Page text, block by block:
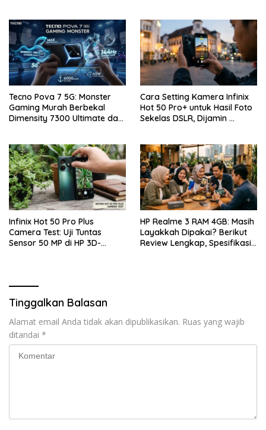
Tecno Pova 7 5G: Monster
Gaming Murah Berbekal
Dimensity 7300 Ultimate dan
Cara Setting Kamera Infinix
Hot 50 Pro+ untuk Hasil Foto
Sekelas DSLR, Dijamin …
Infinix Hot 50 Pro Plus
Camera Test: Uji Tuntas
Sensor 50 MP di HP 3D-
HP Realme 3 RAM 4GB: Masih
Layakkah Dipakai? Berikut
Review Lengkap, Spesifikasi,
Tinggalkan Balasan
Alamat email Anda tidak akan dipublikasikan. Ruas yang wajib
ditandai *